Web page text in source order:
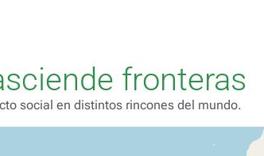
fronteras
social en distintos rincones del mundo.